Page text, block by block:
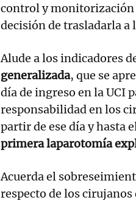
control y monitorización
decisión de trasladarla a
Alude a los indicadores
generalizada, que se
día de ingreso en la UCI
responsabilidad en los
partir de ese día y hasta
primera laparotomía
Acuerda el
respecto de los